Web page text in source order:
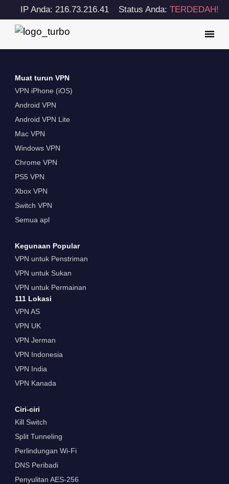
IP Anda: 216.73.216.41 Status Anda: TERDEDAH!
Muat turun VPN
VPN iPhone (iOS)
Android VPN
Android VPN Lite
Mac VPN
Windows VPN
Chrome VPN
PS5 VPN
Xbox VPN
Switch VPN
Semua apl
Kegunaan Popular
VPN untuk Penstriman
VPN untuk Sukan
VPN untuk Permainan
111 Lokasi
VPN AS
VPN UK
VPN Jerman
VPN Indonesia
VPN India
VPN Kanada
Ciri-ciri
Kill Switch
Split Tunneling
Perlindungan Wi-Fi
DNS Peribadi
Penyulitan AES-256